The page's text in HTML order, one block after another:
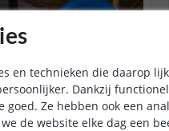
3 stuks
| Warm wit
(604 reviews )
en technieken die daarop
Dankzij
goed. Ze hebben ook een
de website elke dag een